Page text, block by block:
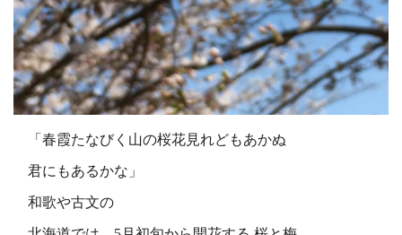
「春霞たなびく山の桜花見れどもあかぬ
君にもあるかな」
和歌や古文の